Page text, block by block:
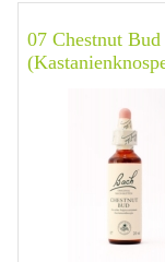
07 Chestnut Bud